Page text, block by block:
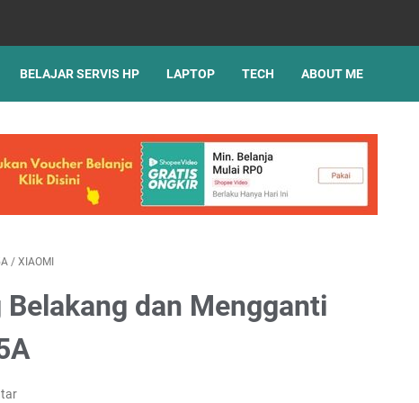
BELAJAR SERVIS HP LAPTOP TECH ABOUT ME
/ XIAOMI
dan Mengganti